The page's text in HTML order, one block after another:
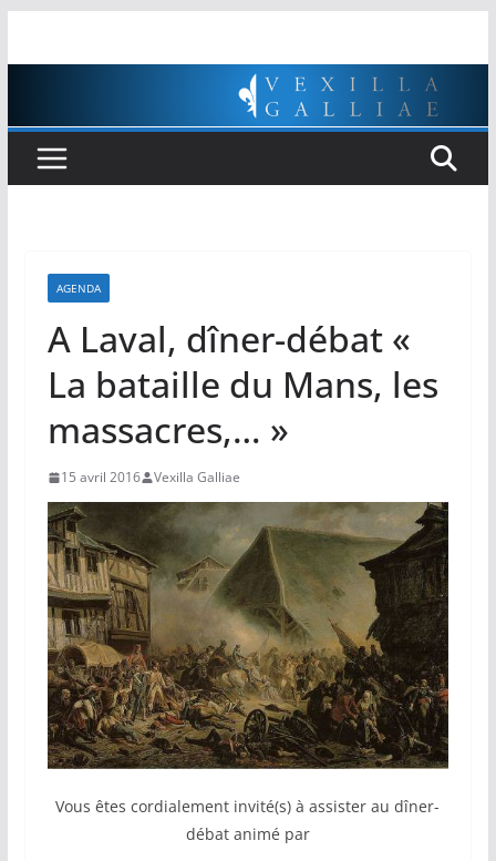
AGENDA
A Laval, dîner-débat «
La bataille du Mans, les
massacres,… »
15 avril 2016 Vexilla Galliae
Vous êtes cordialement invité(s) à assister au dîner-
débat animé par